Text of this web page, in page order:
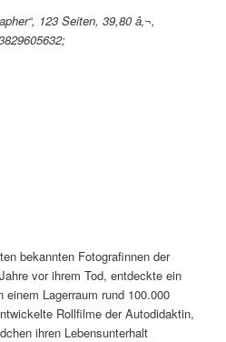
123 Seiten, 39,80 â‚¬,
bekannten Fotografinnen der
vor ihrem Tod, entdeckte ein
Lagerraum rund 100.000
Rollfilme der Autodidaktin,
ihren Lebensunterhalt